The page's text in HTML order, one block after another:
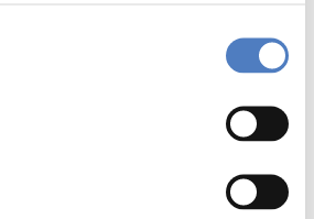
mittels Erhebung unter
ein IKT Trainings Curriculum
getestet, verbessert und
TrainerInnen wird ein Train-the-
und getestet.
einer breiten Öffentlichkeit dann